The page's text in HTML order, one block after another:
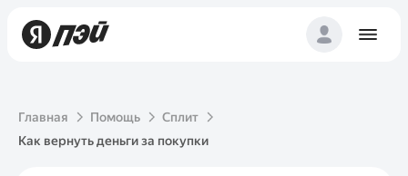
Главная Помощь
Сплит
Как вернуть деньги за покупки